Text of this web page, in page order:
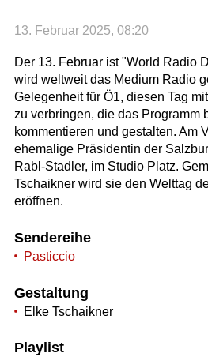
13. Februar 2025, 08:20
Der 13. Februar ist "World Radio
wird weltweit das Medium Radio
Gelegenheit für Ö1, diesen Tag
zu verbringen, die das Programm
kommentieren und gestalten. Am
ehemalige Präsidentin der
Rabl-Stadler, im Studio Platz.
Tschaikner wird sie den Welttag
eröffnen.
Sendereihe
Pasticcio
Gestaltung
Elke Tschaikner
Playlist